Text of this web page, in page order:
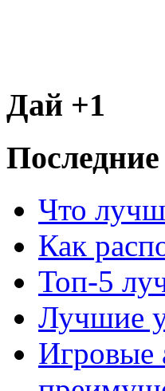
Дай +1
Что
Как
Топ-5
Лучшие
Игровые